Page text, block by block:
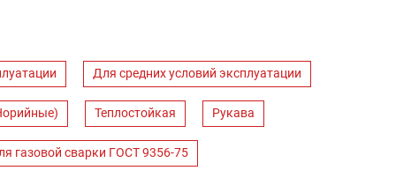
Для средних условий эксплуатации
Теплостойкая Рукава
газовой сварки ГОСТ 9356-75